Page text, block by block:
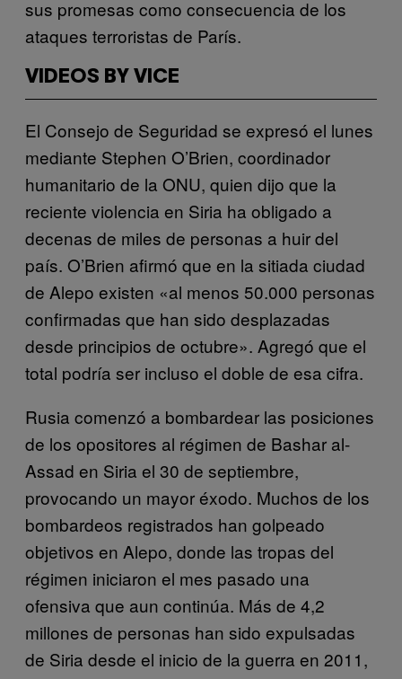
sus promesas como consecuencia de los
ataques terroristas de París.
VIDEOS BY VICE
El Consejo de Seguridad se expresó el lunes
mediante Stephen O’Brien, coordinador
humanitario de la ONU, quien dijo que la
reciente violencia en Siria ha obligado a
decenas de miles de personas a huir del
país. O’Brien afirmó que en la sitiada ciudad
de Alepo existen «al menos 50.000 personas
confirmadas que han sido desplazadas
desde principios de octubre». Agregó que el
total podría ser incluso el doble de esa cifra.
Rusia comenzó a bombardear las posiciones
de los opositores al régimen de Bashar al-
Assad en Siria el 30 de septiembre,
provocando un mayor éxodo. Muchos de los
bombardeos registrados han golpeado
objetivos en Alepo, donde las tropas del
régimen iniciaron el mes pasado una
ofensiva que aun continúa. Más de 4,2
millones de personas han sido expulsadas
de Siria desde el inicio de la guerra en 2011,